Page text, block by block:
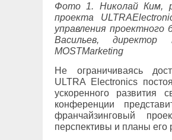
Фото 1. Николай Ким,
проекта ULTRA
управления проектного
Васильев, директор
MOSTMarketing
Не ограничиваясь
ULTRA
Electronics
ускоренного развития
конференции
франчайзинговый
перспективы и планы его